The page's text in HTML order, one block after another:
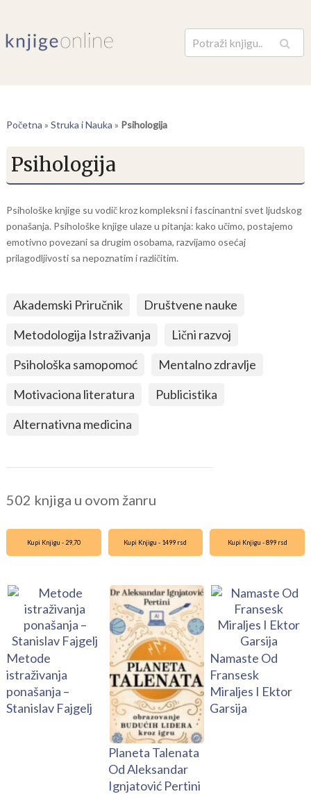
Pretraga
Početna » Struka i Nauka » Psihologija
Psihologija
Psihološke knjige su vodič kroz kompleksni i fascinantni svet ljudskog
ponašanja. Psihološke knjige ulaze u pitanja: kako učimo, postajemo
emotivno povezani sa drugim osobama, razvijamo osećaj
prilagodljivosti sa nepoznatim i različitim.
Akademski Priručnik
Društvene nauke
Metodologija Istraživanja
Lični razvoj
Psihološka samopomoć
Mentalno zdravlje
Motivaciona literatura
Publicistika
Alternativna medicina
502 knjiga u ovom žanru
Kupi Knjigu - 29,70
Metode
istraživanja
ponašanja –
Stanislav Fajgelj
Kupi Knjigu - 1499 rsd
Planeta Talenata
Od Aleksandar
Ignjatović Pertini
Kupi Knjigu - 899 rsd
Namaste Od
Fransesk
Miraljes I Ektor
Garsija